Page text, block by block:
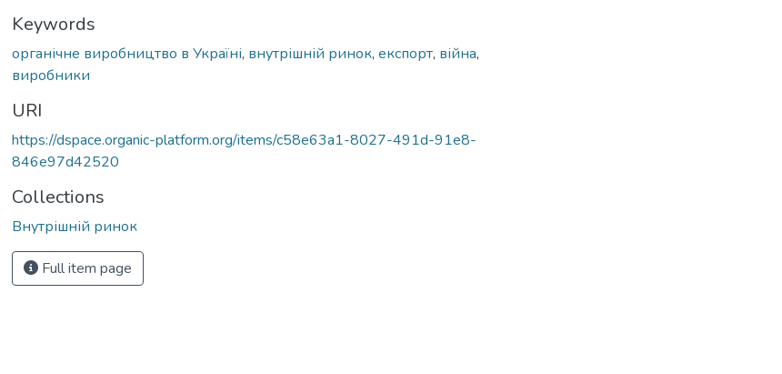
Keywords
органічне виробництво в Україні, внутрішній ринок, експорт, війна,
виробники
URI
https://dspace.organic-platform.org/items/c58e63a1-8027-491d-91e8-
846e97d42520
Collections
Внутрішній ринок
Full item page